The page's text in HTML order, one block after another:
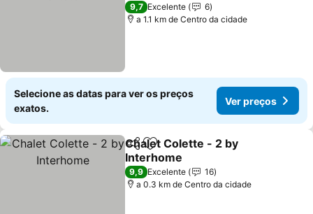
9,7 Excelente
6
a 1.1 km de Centro da cidade
Selecione as datas para ver os preços
exatos.
Ver preços
PartilharAdicionar aos favoritos
Chalet Colette - 2 by
Interhome
9,9 Excelente
16
a 0.3 km de Centro da cidade